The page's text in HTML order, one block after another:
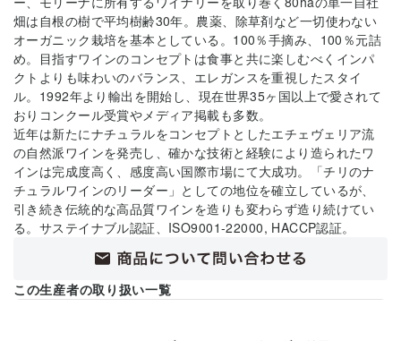
畑は自根の樹で平均樹齢30年。農薬、除草剤など一切使わない
オーガニック栽培を基本としている。100％手摘み、100％元詰
め。目指すワインのコンセプトは食事と共に楽しむべくインパ
クトよりも味わいのバランス、エレガンスを重視したスタイ
ル。1992年より輸出を開始し、現在世界35ヶ国以上で愛されて
おりコンクール受賞やメディア掲載も多数。
近年は新たにナチュラルをコンセプトとしたエチェヴェリア流
の自然派ワインを発売し、確かな技術と経験により造られたワ
インは完成度高く、感度高い国際市場にて大成功。「チリのナ
チュラルワインのリーダー」としての地位を確立しているが、
引き続き伝統的な高品質ワインを造りも変わらず造り続けてい
る。サステイナブル認証、ISO9001-22000, HACCP認証。
この生産者の取り扱い一覧